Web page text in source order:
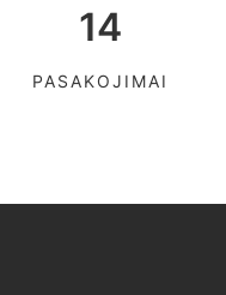
14
PASAKOJIMAI